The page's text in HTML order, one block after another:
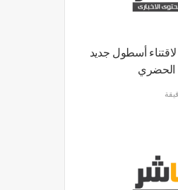
لاقتناء أسطول جديد
الحضري